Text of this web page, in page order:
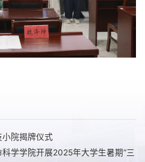
小院揭牌仪式
学学院开展2025年大学生暑期“三